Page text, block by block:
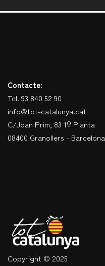
Contacte:
Tel. 93 840 52 90
info@tot-catalunya.cat
C/Joan Prim, 83 1º Planta
08400 Granollers - Barcelona
Copyright © 2025